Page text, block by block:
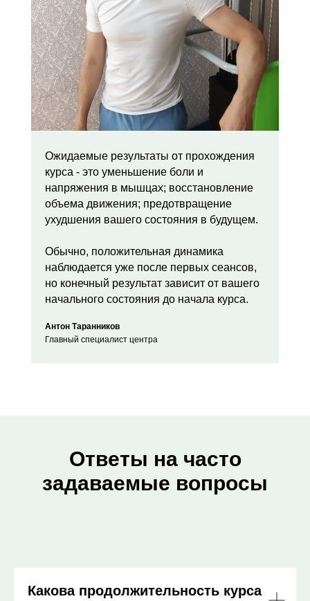
Ожидаемые результаты от прохождения
курса - это уменьшение боли и
напряжения в мышцах; восстановление
объема движения; предотвращение
ухудшения вашего состояния в будущем.
Обычно, положительная динамика
наблюдается уже после первых сеансов,
но конечный результат зависит от вашего
начального состояния до начала курса.
Антон Таранников
Главный специалист центра
Ответы на часто
задаваемые вопросы
Какова продолжительность курса